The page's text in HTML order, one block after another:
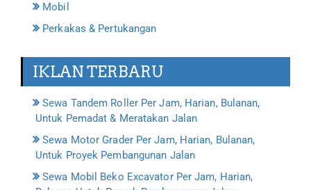
Mobil
Perkakas & Pertukangan
IKLAN TERBARU
Sewa Tandem Roller Per Jam, Harian, Bulanan,
Untuk Pemadat & Meratakan Jalan
Sewa Motor Grader Per Jam, Harian, Bulanan,
Untuk Proyek Pembangunan Jalan
Sewa Mobil Beko Excavator Per Jam, Harian,